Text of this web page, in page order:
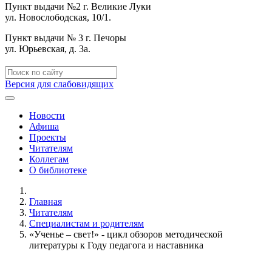
Пункт выдачи №2 г. Великие Луки
ул. Новослободская, 10/1.
Пункт выдачи № 3 г. Печоры
ул. Юрьевская, д. 3а.
Версия для слабовидящих
Новости
Афиша
Проекты
Читателям
Коллегам
О библиотеке
Главная
Читателям
Специалистам и родителям
«Ученье – свет!» - цикл обзоров методической
литературы к Году педагога и наставника